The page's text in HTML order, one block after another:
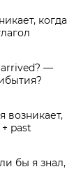
когда
—
возникает,
past
бы я знал,